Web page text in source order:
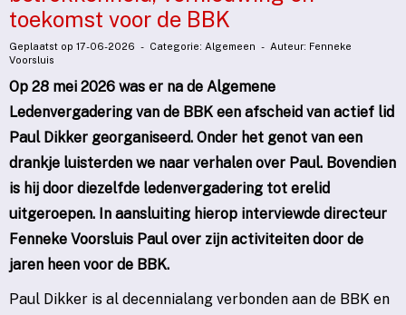
toekomst voor de BBK
Geplaatst op 17-06-2026 - Categorie: Algemeen - Auteur: Fenneke
Voorsluis
Op 28 mei 2026 was er na de Algemene
Ledenvergadering van de BBK een afscheid van actief lid
Paul Dikker georganiseerd. Onder het genot van een
drankje luisterden we naar verhalen over Paul. Bovendien
is hij door diezelfde ledenvergadering tot erelid
uitgeroepen. In aansluiting hierop interviewde directeur
Fenneke Voorsluis Paul over zijn activiteiten door de
jaren heen voor de BBK.
Paul Dikker is al decennialang verbonden aan de BBK en